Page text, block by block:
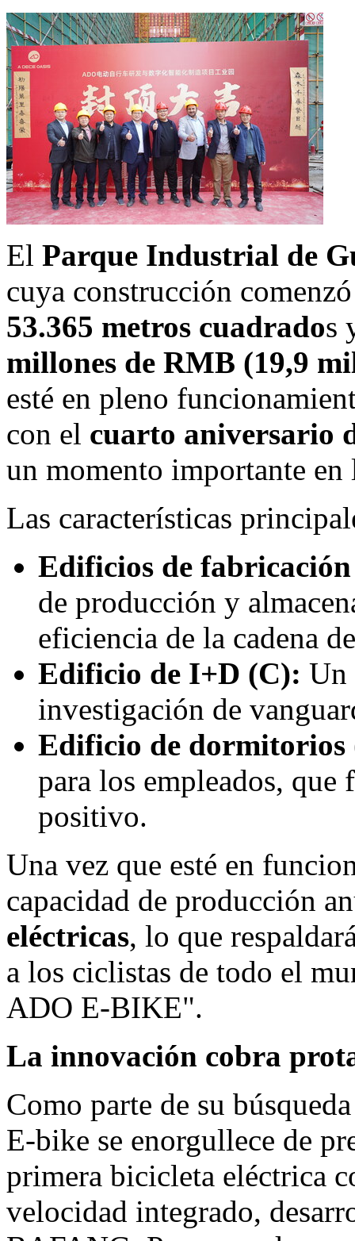
El Parque Industrial de
cuya construcción
53.365 metros cuadrados
millones de RMB (19,9
esté en pleno
con el cuarto aniversario
un momento importante en
Las características
Edificios de
de producción y
eficiencia de la cadena
Edificio de I+D (C): Un
investigación de
Edificio de
para los empleados,
positivo.
Una vez que esté en
capacidad de producción
eléctricas, lo que
a los ciclistas de todo el
ADO E-BIKE".
La innovación cobra
Como parte de su
E-bike se enorgullece de
primera bicicleta eléctrica
velocidad integrado,